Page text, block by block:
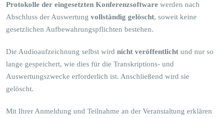
Protokolle der eingesetzten Konferenzsoftware werden nach
Abschluss der Auswertung vollständig gelöscht, soweit keine
gesetzlichen Aufbewahrungspflichten bestehen.
Die Audioaufzeichnung selbst wird nicht veröffentlicht und nur so
lange gespeichert, wie dies für die Transkriptions- und
Auswertungszwecke erforderlich ist. Anschließend wird sie
gelöscht.
Mit Ihrer Anmeldung und Teilnahme an der Veranstaltung erklären